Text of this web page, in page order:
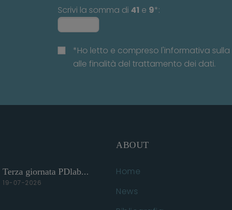
Scrivi la somma di 41 e 9*:
*Ho letto e compreso l'informativa sulla
alle finalità del trattamento dei dati.
Terza giornata PDlab...
19-07-2026
ABOUT
Home
News